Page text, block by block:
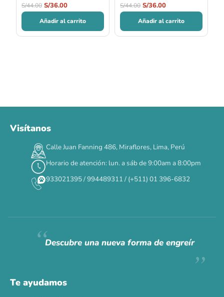
S/44.00 S/36.00
Añadir al carrito
S/44.00 S/36.00
Añadir al carrito
Visítanos
Calle Juan Fanning 486, Miraflores, Lima, Perú
Horario de atención: lun. a sáb de 9:00am a 8:00pm
933021395 / 994489311 / (+511) 01 396-6832
Descubre una nueva forma de engreír
Te ayudamos